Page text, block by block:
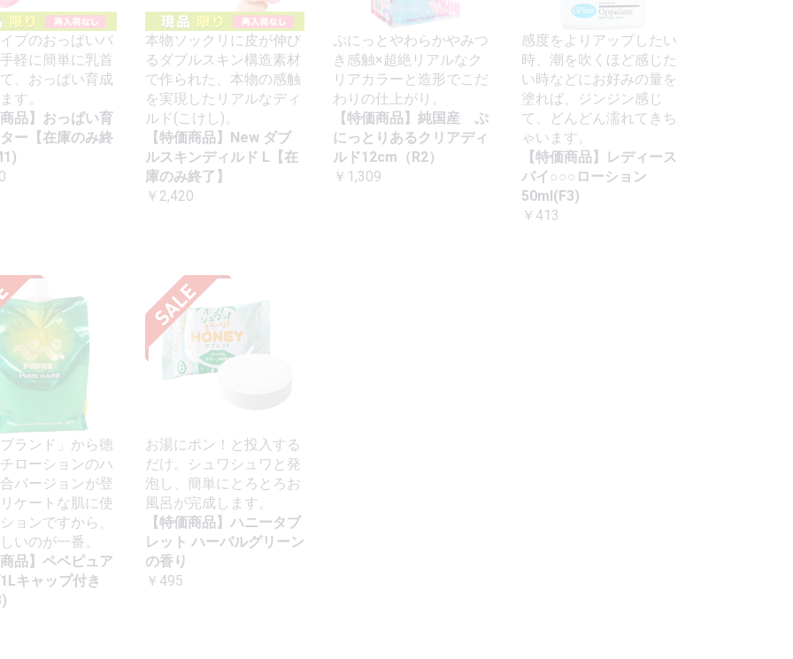
プのおっぱいバ
軽に簡単に乳首
、おっぱい育成
す。
品】おっぱい育
ー【在庫のみ終
本物ソックリに皮が伸び
るダブルスキン構造素材
で作られた、本物の感触
を実現したリアルなディ
ルド(こけし)。
【特価商品】New ダブ
ルスキンディルド L【在
庫のみ終了】
￥2,420
ぷにっとやわらかやみつ
き感触×超絶リアルなク
リアカラーと造形でこだ
わりの仕上がり。
【特価商品】純国産 ぷ
にっとりあるクリアディ
ルド12cm（R2）
￥1,309
感度をよりアップしたい
時、潮を吹くほど感じた
い時などにお好みの量を
塗れば、ジンジン感じ
て、どんどん濡れてきち
ゃいます。
【特価商品】レディース
バイ○○○ローション
50ml(F3)
￥413
ランド」から徳
ローションのハ
バージョンが登
ケートな肌に使
ョンですから、
いのが一番。
品】ペペピュア
キャップ付き
お湯にポン！と投入する
だけ。シュワシュワと発
泡し、簡単にとろとろお
風呂が完成します。
【特価商品】ハニータブ
レット ハーバルグリーン
の香り
￥495